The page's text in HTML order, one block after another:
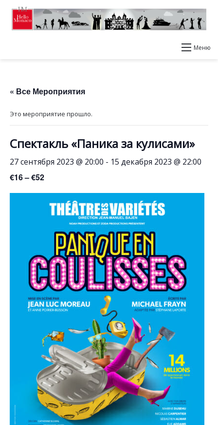
Меню
« Все Мероприятия
Это мероприятие прошло.
Спектакль «Паника за кулисами»
27 сентября 2023 @ 20:00 - 15 декабря 2023 @ 22:00
€16 – €52